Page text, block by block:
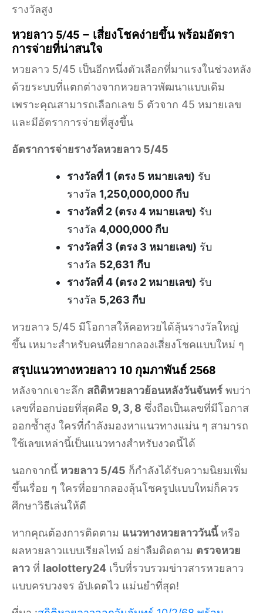
รางวัลสูง
หวยลาว 5/45 – เสี่ยงโชคง่ายขึ้น พร้อมอัตรา
การจ่ายที่น่าสนใจ
หวยลาว 5/45 เป็นอีกหนึ่งตัวเลือกที่มาแรงในช่วงหลัง
ด้วยระบบที่แตกต่างจากหวยลาวพัฒนาแบบเดิม
เพราะคุณสามารถเลือกเลข 5 ตัวจาก 45 หมายเลข
และมีอัตราการจ่ายที่สูงขึ้น
อัตราการจ่ายรางวัลหวยลาว 5/45
รางวัลที่ 1 (ตรง 5 หมายเลข) รับ
รางวัล 1,250,000,000 กีบ
รางวัลที่ 2 (ตรง 4 หมายเลข) รับ
รางวัล 4,000,000 กีบ
รางวัลที่ 3 (ตรง 3 หมายเลข) รับ
รางวัล 52,631 กีบ
รางวัลที่ 4 (ตรง 2 หมายเลข) รับ
รางวัล 5,263 กีบ
หวยลาว 5/45 มีโอกาสให้คอหวยได้ลุ้นรางวัลใหญ่
ขึ้น เหมาะสำหรับคนที่อยากลองเสี่ยงโชคแบบใหม่ ๆ
สรุปแนวทางหวยลาว 10 กุมภาพันธ์ 2568
หลังจากเจาะลึก สถิติหวยลาวย้อนหลังวันจันทร์ พบว่า
เลขที่ออกบ่อยที่สุดคือ 9, 3, 8 ซึ่งถือเป็นเลขที่มีโอกาส
ออกซ้ำสูง ใครที่กำลังมองหาแนวทางแม่น ๆ สามารถ
ใช้เลขเหล่านี้เป็นแนวทางสำหรับงวดนี้ได้
นอกจากนี้ หวยลาว 5/45 ก็กำลังได้รับความนิยมเพิ่ม
ขึ้นเรื่อย ๆ ใครที่อยากลองลุ้นโชครูปแบบใหม่ก็ควร
ศึกษาวิธีเล่นให้ดี
หากคุณต้องการติดตาม แนวทางหวยลาววันนี้หรือ
ผลหวยลาวแบบเรียลไทม์ อย่าลืมติดตาม ตรวจหวย
ลาว ที่ laolottery24 เว็บที่รวบรวมข่าวสารหวยลาว
แบบครบวงจร อัปเดตไว แม่นยำที่สุด!